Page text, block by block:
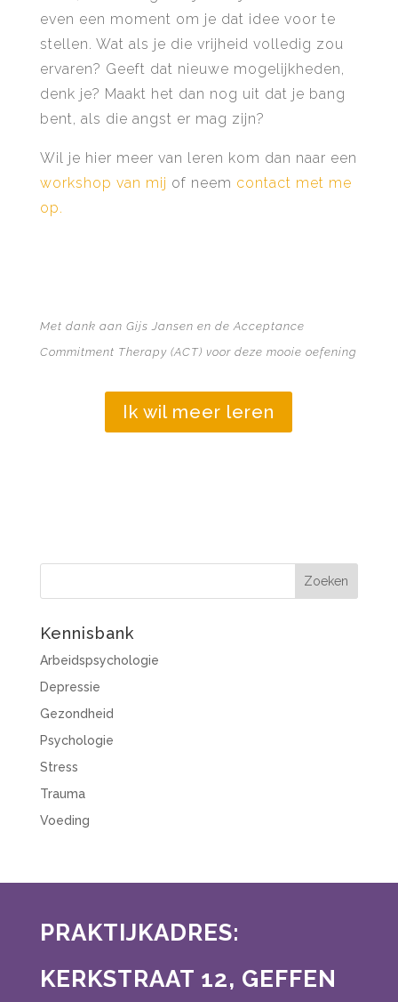
even een moment om je dat idee voor te
stellen. Wat als je die vrijheid volledig zou
ervaren? Geeft dat nieuwe mogelijkheden,
denk je? Maakt het dan nog uit dat je bang
bent, als die angst er mag zijn?
Wil je hier meer van leren kom dan naar een
workshop van mij of neem contact met me
op.
Met dank aan Gijs Jansen en de Acceptance
Commitment Therapy (ACT) voor deze mooie oefening
Ik wil meer leren
Kennisbank
Arbeidspsychologie
Depressie
Gezondheid
Psychologie
Stress
Trauma
Voeding
PRAKTIJKADRES:
KERKSTRAAT 12, GEFFEN